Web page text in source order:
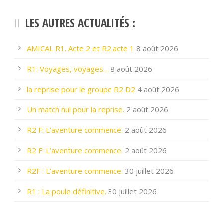
LES AUTRES ACTUALITÉS :
AMICAL R1. Acte 2 et R2 acte 1 8 août 2026
R1: Voyages, voyages… 8 août 2026
la reprise pour le groupe R2 D2 4 août 2026
Un match nul pour la reprise. 2 août 2026
R2 F: L’aventure commence. 2 août 2026
R2 F: L’aventure commence. 2 août 2026
R2F : L’aventure commence. 30 juillet 2026
R1 : La poule définitive. 30 juillet 2026